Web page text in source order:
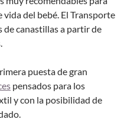
vida del bebé. El Transporte
canastillas a partir de
puesta de gran
pensados para los
y con la posibilidad de